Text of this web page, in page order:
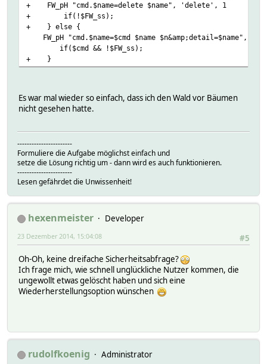
+ FW_pH "cmd.$name=delete $name", 'delete', 1
+ if(!$FW_ss);
+ } else {
FW_pH "cmd.$name=$cmd $name $n&amp;detail=$name",
if($cmd && !$FW_ss);
+ }
Es war mal wieder so einfach, dass ich den Wald vor Bäumen
nicht gesehen hatte.
-----------------------
Formuliere die Aufgabe möglichst einfach und
setze die Lösung richtig um - dann wird es auch funktionieren.
-----------------------
Lesen gefährdet die Unwissenheit!
hexenmeister
Developer
#5
23 Dezember 2014, 15:04:08
Oh-Oh, keine dreifache Sicherheitsabfrage?
Ich frage mich, wie schnell unglückliche Nutzer kommen, die
ungewollt etwas gelöscht haben und sich eine
Wiederherstellungsoption wünschen
rudolfkoenig Administrator